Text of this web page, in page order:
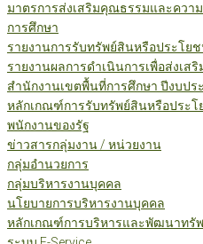
มาตรการส่งเสริมคุณธรรมและควา
การศึกษา
รายงานการรับทรัพย์สินหรือประโย
รายงานผลการดำเนินการเพื่อส่งเ
สำนักงานเขตพื้นที่การศึกษา ปีงบปร
หลักเกณฑ์การรับทรัพย์สินหรือประโ
พนักงานของรัฐ
ข่าวสารกลุ่มงาน / หน่วยงาน
กลุ่มอำนวยการ
กลุ่มบริหารงานบุคคล
นโยบายการบริหารงานบุคคล
หลักเกณฑ์การบริหารและพัฒนาทรั